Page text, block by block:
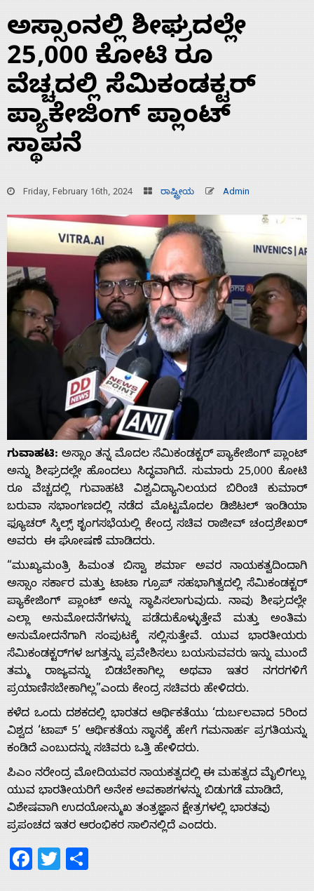
Home
About
Us
Advertise
With
s
ಅಸ್ಸಾಂನಲ್ಲಿ ಶೀಘ್ರದಲ್ಲೇ
25,000 ಕೋಟಿ ರೂ
ವೆಚ್ಚದಲ್ಲಿ ಸೆಮಿಕಂಡಕ್ಟರ್
ಪ್ಯಾಕೇಜಿಂಗ್ ಪ್ಲಾಂಟ್
ಸ್ಥಾಪನೆ
Friday, February 16th, 2024 ರಾಷ್ಟ್ರೀಯ Admin
ಗುವಾಹಟಿ: ಅಸ್ಸಾಂ ತನ್ನ ಮೊದಲ ಸೆಮಿಕಂಡಕ್ಟರ್ ಪ್ಯಾಕೇಜಿಂಗ್ ಪ್ಲಾಂಟ್
ಅನ್ನು ಶೀಘ್ರದಲ್ಲೇ ಹೊಂದಲು ಸಿದ್ಧವಾಗಿದೆ. ಸುಮಾರು 25,000 ಕೋಟಿ
ರೂ ವೆಚ್ಚದಲ್ಲಿ ಗುವಾಹಟಿ ವಿಶ್ವವಿದ್ಯಾನಿಲಯದ ಬಿರಿಂಚಿ ಕುಮಾರ್
ಬರುವಾ ಸಭಾಂಗಣದಲ್ಲಿ ನಡೆದ ಮೊಟ್ಟಮೊದಲ ಡಿಜಿಟಲ್ ಇಂಡಿಯಾ
ಫ್ಯೂಚರ್ ಸ್ಕಿಲ್ಸ್ ಶೃಂಗಸಭೆಯಲ್ಲಿ ಕೇಂದ್ರ ಸಚಿವ ರಾಜೀವ್ ಚಂದ್ರಶೇಖರ್‌
ಅವರು ಈ ಘೋಷಣೆ ಮಾಡಿದರು.
“ಮುಖ್ಯಮಂತ್ರಿ ಹಿಮಂತ ಬಿಸ್ವಾ ಶರ್ಮಾ ಅವರ ನಾಯಕತ್ವದಿಂದಾಗಿ
ಅಸ್ಸಾಂ ಸರ್ಕಾರ ಮತ್ತು ಟಾಟಾ ಗ್ರೂಪ್ ಸಹಭಾಗಿತ್ವದಲ್ಲಿ ಸೆಮಿಕಂಡಕ್ಟರ್
ಪ್ಯಾಕೇಜಿಂಗ್ ಪ್ಲಾಂಟ್ ಅನ್ನು ಸ್ಥಾಪಿಸಲಾಗುವುದು. ನಾವು ಶೀಘ್ರದಲ್ಲೇ
ಎಲ್ಲಾ ಅನುಮೋದನೆಗಳನ್ನು ಪಡೆದುಕೊಳ್ಳುತ್ತೇವೆ ಮತ್ತು ಅಂತಿಮ
ಅನುಮೋದನೆಗಾಗಿ ಸಂಪುಟಕ್ಕೆ ಸಲ್ಲಿಸುತ್ತೇವೆ. ಯುವ ಭಾರತೀಯರು
ಸೆಮಿಕಂಡಕ್ಟರ್‌ಗಳ ಜಗತ್ತನ್ನು ಪ್ರವೇಶಿಸಲು ಬಯಸುವವರು ಇನ್ನು ಮುಂದೆ
ತಮ್ಮ ರಾಜ್ಯವನ್ನು ಬಿಡಬೇಕಾಗಿಲ್ಲ ಅಥವಾ ಇತರ ನಗರಗಳಿಗೆ
ಪ್ರಯಾಣಿಸಬೇಕಾಗಿಲ್ಲ”ಎಂದು ಕೇಂದ್ರ ಸಚಿವರು ಹೇಳಿದರು.
ಕಳೆದ ಒಂದು ದಶಕದಲ್ಲಿ ಭಾರತದ ಆರ್ಥಿಕತೆಯು ‘ದುರ್ಬಲವಾದ 5ರಿಂದ
ವಿಶ್ವದ ‘ಟಾಪ್ 5’ ಆರ್ಥಿಕತೆಯ ಸ್ಥಾನಕ್ಕೆ ಹೇಗೆ ಗಮನಾರ್ಹ ಪ್ರಗತಿಯನ್ನು
ಕಂಡಿದೆ ಎಂಬುದನ್ನು ಸಚಿವರು ಒತ್ತಿ ಹೇಳಿದರು.
ಪಿಎಂ ನರೇಂದ್ರ ಮೋದಿಯವರ ನಾಯಕತ್ವದಲ್ಲಿ ಈ ಮಹತ್ವದ ಮೈಲಿಗಲ್ಲು
ಯುವ ಭಾರತೀಯರಿಗೆ ಅನೇಕ ಅವಕಾಶಗಳನ್ನು ಬಿಡುಗಡೆ ಮಾಡಿದೆ,
ವಿಶೇಷವಾಗಿ ಉದಯೋನ್ಮುಖ ತಂತ್ರಜ್ಞಾನ ಕ್ಷೇತ್ರಗಳಲ್ಲಿ ಭಾರತವು
ಪ್ರಪಂಚದ ಇತರ ಆರಂಭಿಕರ ಸಾಲಿನಲ್ಲಿದೆ ಎಂದರು.
Facebook
Twitter